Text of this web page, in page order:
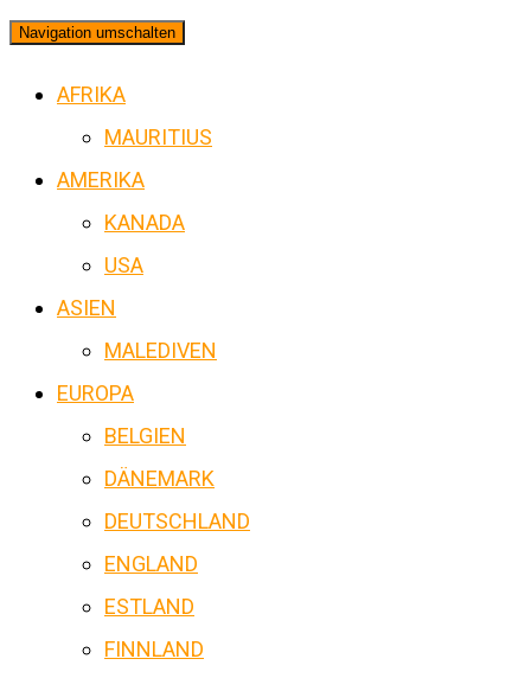
Navigation umschalten
AFRIKA
MAURITIUS
AMERIKA
KANADA
USA
ASIEN
MALEDIVEN
EUROPA
BELGIEN
DÄNEMARK
DEUTSCHLAND
ENGLAND
ESTLAND
FINNLAND